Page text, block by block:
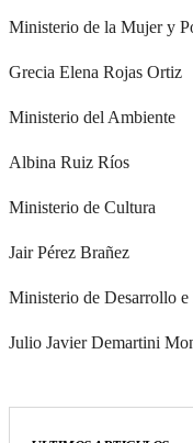
Ministerio de la Mujer y
Grecia Elena Rojas Ortiz
Ministerio del Ambiente
Albina Ruiz Ríos
Ministerio de Cultura
Jair Pérez Brañez
Ministerio de Desarrollo
Julio Javier Demartini